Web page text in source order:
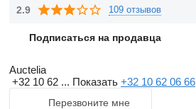
2.9 109 отзывов
Подписаться на продавца
Auctelia
+32 10 62 ... Показать +32 10 62 06 66
Перезвоните мне